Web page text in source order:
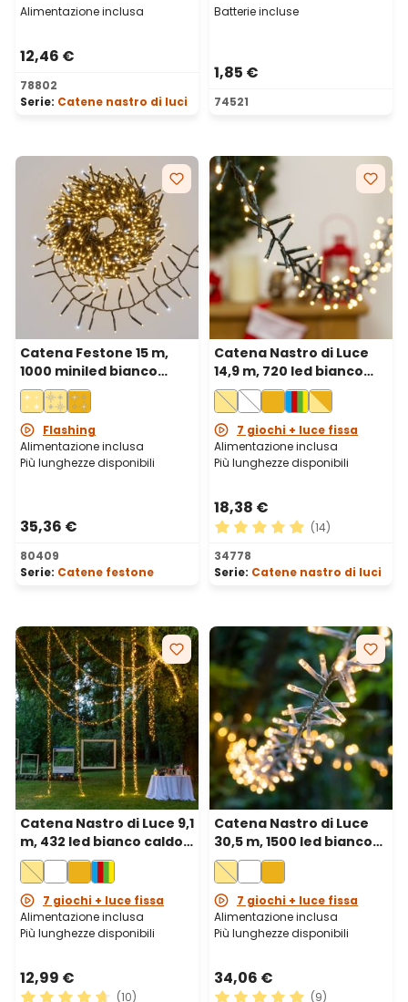
Alimentazione inclusa
12,46 €
78802
Serie: Catene nastro di luci
Batterie incluse
1,85 €
74521
Catena Festone 15 m,
1000 miniled bianco
caldo e bianco freddo,
cavo verde
Flashing
Alimentazione inclusa
Più lunghezze disponibili
35,36 €
80409
Serie: Catene festone
Catena Nastro di Luce
14,9 m, 720 led bianco
caldo, cavo verde
7 giochi + luce fissa
Alimentazione inclusa
Più lunghezze disponibili
18,38 €
Valutazione media di 4.93
(14)
34778
Serie: Catene nastro di luci
Catena Nastro di Luce 9,1
m, 432 led bianco caldo,
cavo verde
7 giochi + luce fissa
Alimentazione inclusa
Più lunghezze disponibili
12,99 €
(10)
Catena Nastro di Luce
30,5 m, 1500 led bianco
caldo, cavo trasparente
7 giochi + luce fissa
Alimentazione inclusa
Più lunghezze disponibili
34,06 €
(9)